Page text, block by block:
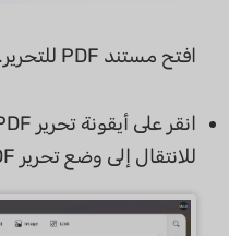
افتح مستند PDF للتحرير.
للانتقال إلى وضع تحرير PDF.